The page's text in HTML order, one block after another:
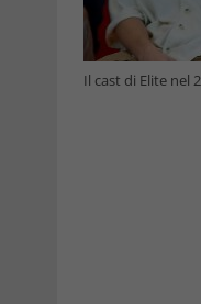
Il cast di Elite nel